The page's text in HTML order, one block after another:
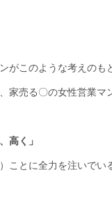
がこのような考えのも
家売る〇の女性営業
高く」
ことに全力を注いでい